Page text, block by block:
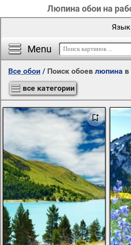
Люпина обои на
Menu
Язык
Все обои / Поиск обоев люпина в
все категории